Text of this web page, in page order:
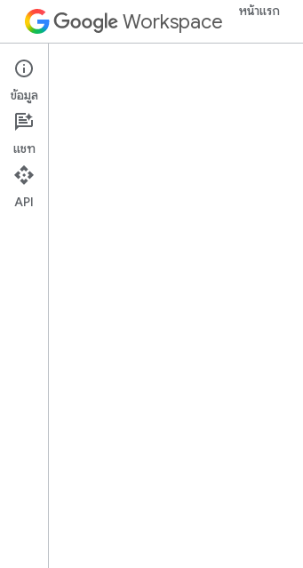
Workspace หน้าแรก
Marketplace
ภาพรวม
ข้อมูล
แชท
API